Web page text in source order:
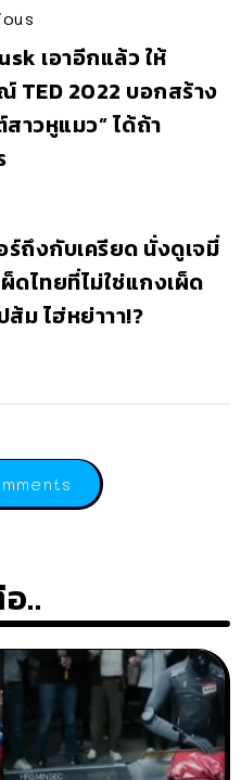
เอาอีกแล้ว ให้
TED 2022 บอกสร้าง
าวหูแมว” ได้ถ้า
ร์ถึงกับเครียด นั่งดูเจมี่
ดไทยที่ไม่ใช่แกงเผ็ด
ม ไฮ่หย่าาา!?
..